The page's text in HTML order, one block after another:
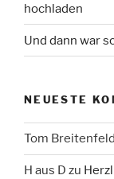
hochladen
Und dann war
NEUESTE
Tom
H aus D zu